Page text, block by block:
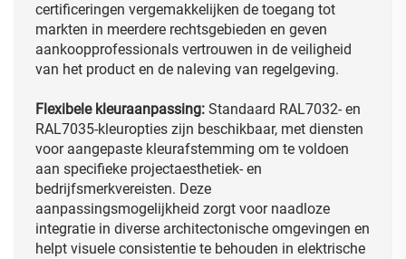
certificeringen vergemakkelijken de toegang tot
markten in meerdere rechtsgebieden en geven
aankoopprofessionals vertrouwen in de veiligheid
van het product en de naleving van regelgeving.
Flexibele kleuraanpassing: Standaard RAL7032- en
RAL7035-kleuropties zijn beschikbaar, met diensten
voor aangepaste kleurafstemming om te voldoen
aan specifieke projectaesthetiek- en
bedrijfsmerkvereisten. Deze
aanpassingsmogelijkheid zorgt voor naadloze
integratie in diverse architectonische omgevingen en
helpt visuele consistentie te behouden in elektrische